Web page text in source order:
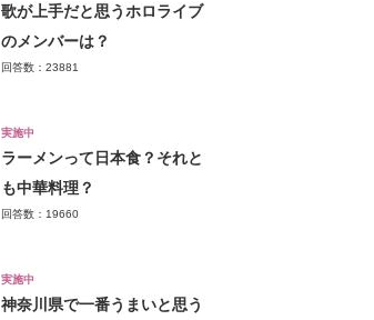
歌が上手だと思うホロライブ
のメンバーは？
回答数：23881
実施中
ラーメンって日本食？それと
も中華料理？
回答数：19660
実施中
神奈川県で一番うまいと思う